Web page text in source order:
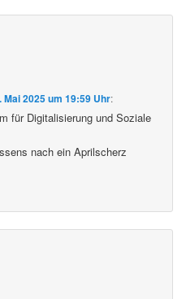
Mai 2025 um 19:59 Uhr:
für Digitalisierung und Soziale
nach ein Aprilscherz